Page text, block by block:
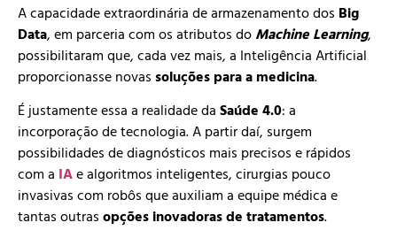
A capacidade extraordinária de armazenamento dos Big
Data, em parceria com os atributos do Machine Learning,
possibilitaram que, cada vez mais, a Inteligência Artificial
proporcionasse novas soluções para a medicina.
É justamente essa a realidade da Saúde 4.0: a
incorporação de tecnologia. A partir daí, surgem
possibilidades de diagnósticos mais precisos e rápidos
com a IAe algoritmos inteligentes, cirurgias pouco
invasivas com robôs que auxiliam a equipe médica e
tantas outras opções inovadoras de tratamentos.